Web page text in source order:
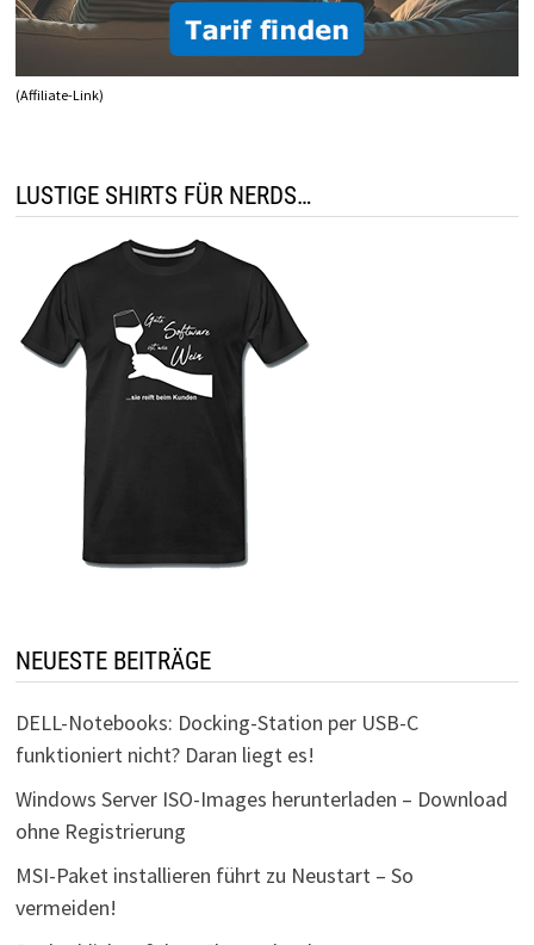
(Affiliate-Link)
LUSTIGE SHIRTS FÜR NERDS…
NEUESTE BEITRÄGE
DELL-Notebooks: Docking-Station per USB-C
funktioniert nicht? Daran liegt es!
Windows Server ISO-Images herunterladen – Download
ohne Registrierung
MSI-Paket installieren führt zu Neustart – So
vermeiden!